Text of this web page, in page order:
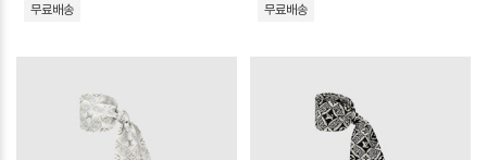
무료배송 무료배송